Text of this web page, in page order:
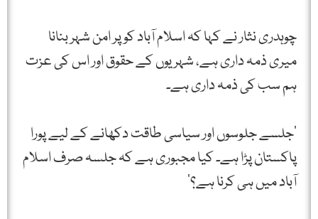
چوہدری نثار نے کہا کہ اسلام آباد کو پر امن شہر بنانا
میری ذمہ داری ہے، شہریوں کے حقوق اور اس کی عزت
ہم سب کی ذمہ داری ہے۔
‘جلسے جلوسوں اور سیاسی طاقت دکھانے کے لیے پورا
پاکستان پڑا ہے۔ کیا مجبوری ہے کہ جلسہ صرف اسلام
آباد میں ہی کرنا ہے؟’